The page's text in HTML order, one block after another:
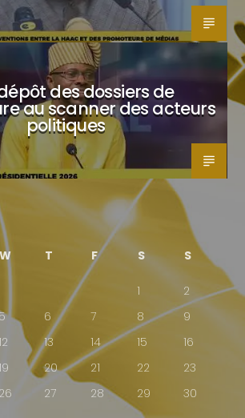
des dossiers de
au scanner des acteurs
politiques
W T F S S
1
2
5 6 7 8
9
12 13 14 15
16
19 20 21 22
23
26 27 28 29
30